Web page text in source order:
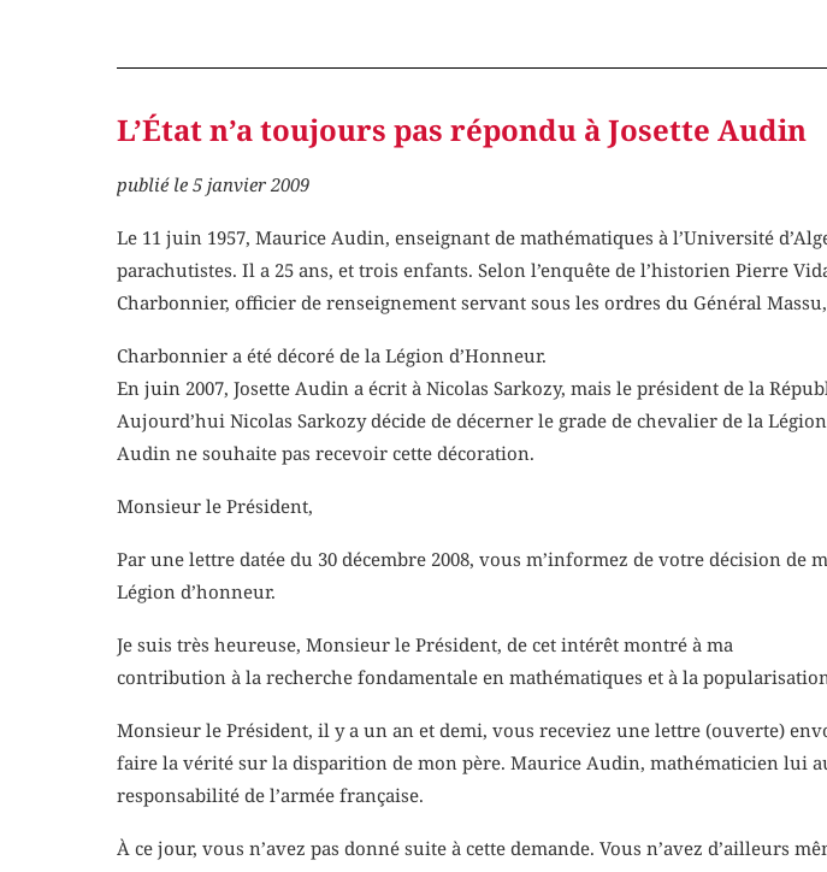
L’État n’a toujours pas répondu à Josette Audin
publié le 5 janvier 2009
Le 11 juin 1957, Maurice Audin, enseignant de mathématiques à l’Université
parachutistes. Il a 25 ans, et trois enfants. Selon l’enquête de l’historien Pierre
Charbonnier, officier de renseignement servant sous les ordres du Général
Charbonnier a été décoré de la Légion d’Honneur.
En juin 2007, Josette Audin a écrit à Nicolas Sarkozy, mais le président de la
Aujourd’hui Nicolas Sarkozy décide de décerner le grade de chevalier de la
Audin ne souhaite pas recevoir cette décoration.
Monsieur le Président,
Par une lettre datée du 30 décembre 2008, vous m’informez de votre décision
Légion d’honneur.
Je suis très heureuse, Monsieur le Président, de cet intérêt montré à ma
contribution à la recherche fondamentale en mathématiques et à la
Monsieur le Président, il y a un an et demi, vous receviez une lettre (ouverte)
faire la vérité sur la disparition de mon père. Maurice Audin, mathématicien lui
responsabilité de l’armée française.
À ce jour, vous n’avez pas donné suite à cette demande. Vous n’avez d’ailleurs